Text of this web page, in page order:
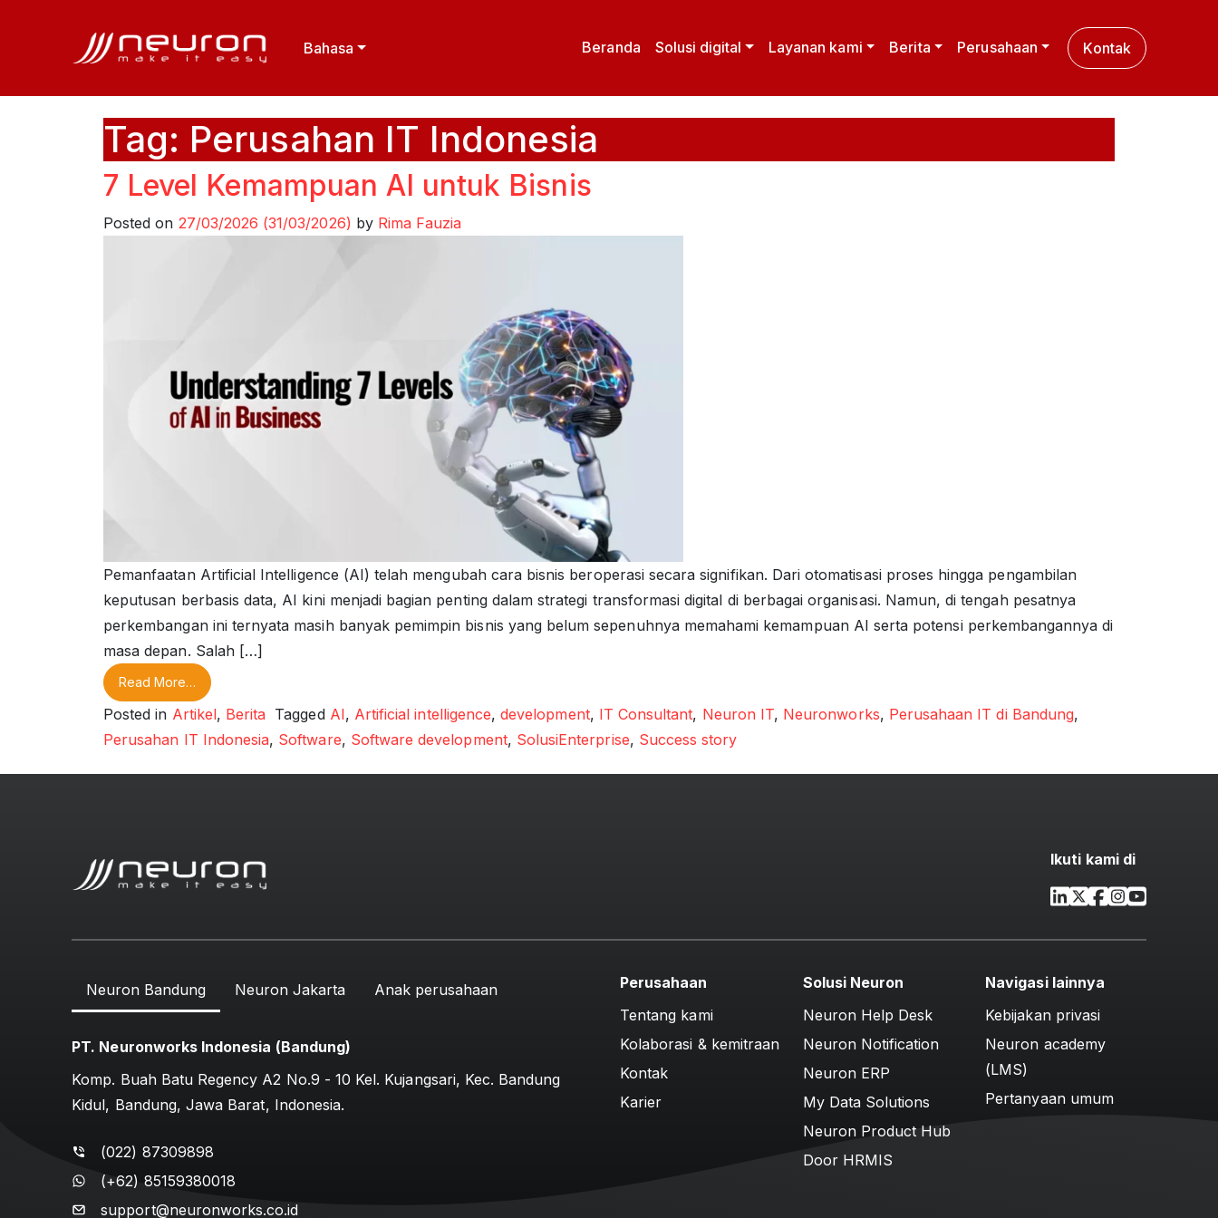
Bahasa Beranda Solusi digital Layanan kami Berita Perusahaan Kontak
Tag: Perusahan IT Indonesia
7 Level Kemampuan AI untuk Bisnis
Posted on 27/03/2026 (31/03/2026) by Rima Fauzia
Pemanfaatan Artificial Intelligence (AI) telah mengubah cara bisnis beroperasi secara signifikan. Dari otomatisasi proses hingga pengambilan
keputusan berbasis data, AI kini menjadi bagian penting dalam strategi transformasi digital di berbagai organisasi. Namun, di tengah pesatnya
perkembangan ini ternyata masih banyak pemimpin bisnis yang belum sepenuhnya memahami kemampuan AI serta potensi perkembangannya di
masa depan. Salah […]
Read More… from 7 Level Kemampuan AI untuk Bisnis
Posted in Artikel, Berita Tagged AI, Artificial intelligence,development, IT Consultant, Neuron IT, Neuronworks, Perusahaan IT di Bandung,
Perusahan IT Indonesia, Software, Software development, SolusiEnterprise, Success story
Ikuti kami di
Neuron Bandung Neuron Jakarta Anak perusahaan
PT. Neuronworks Indonesia (Bandung)
Komp. Buah Batu Regency A2 No.9 - 10 Kel. Kujangsari, Kec. Bandung
Kidul, Bandung, Jawa Barat, Indonesia.
(022) 87309898
(+62) 85159380018
support@neuronworks.co.id
Perusahaan
Tentang kami
Kolaborasi & kemitraan
Kontak
Karier
Solusi Neuron
Neuron Help Desk
Neuron Notification
Neuron ERP
My Data Solutions
Neuron Product Hub
Door HRMIS
Navigasi lainnya
Kebijakan privasi
Neuron academy
(LMS)
Pertanyaan umum